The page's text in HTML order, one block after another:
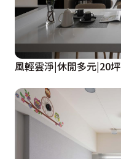
風輕雲淨|休閒多元|20坪